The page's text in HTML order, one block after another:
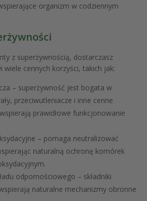
organizm w codziennym
z superżywnością, dostarczasz
cennych korzyści, takich jak:
– superżywność jest bogata w
przeciwutleniacze i inne cenne
prawidłowe funkcjonowanie
– pomaga neutralizować
naturalną ochronę komórek
odpornościowego – składniki
naturalne mechanizmy obronne